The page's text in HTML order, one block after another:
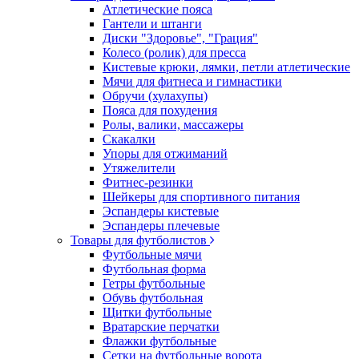
Атлетические пояса
Гантели и штанги
Диски "Здоровье", "Грация"
Колесо (ролик) для пресса
Кистевые крюки, лямки, петли атлетические
Мячи для фитнеса и гимнастики
Обручи (хулахупы)
Пояса для похудения
Ролы, валики, массажеры
Скакалки
Упоры для отжиманий
Утяжелители
Фитнес-резинки
Шейкеры для спортивного питания
Эспандеры кистевые
Эспандеры плечевые
Товары для футболистов
Футбольные мячи
Футбольная форма
Гетры футбольные
Обувь футбольная
Щитки футбольные
Вратарские перчатки
Флажки футбольные
Сетки на футбольные ворота